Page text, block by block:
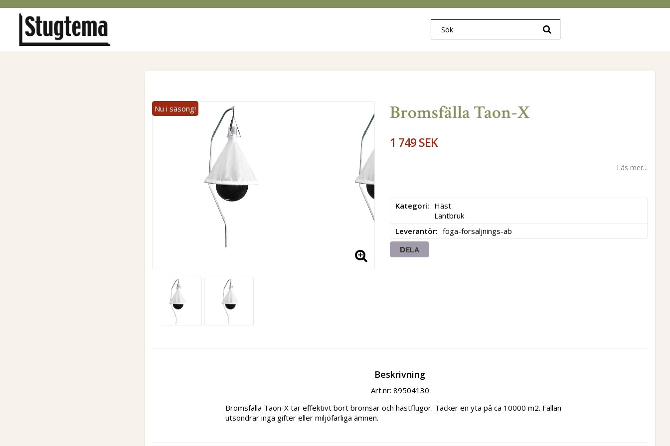
Bromsfälla Taon-X
1 749 SEK
Läs mer...
Kategori
Häst
Lantbruk
Leverantör
foga-forsaljnings-ab
DELA
Beskrivning
Art.nr: 89504130
Bromsfälla Taon-X tar effektivt bort bromsar och hästflugor. Täcker en yta på ca 10000 m2. Fällan
utsöndrar inga gifter eller miljöfarliga ämnen.